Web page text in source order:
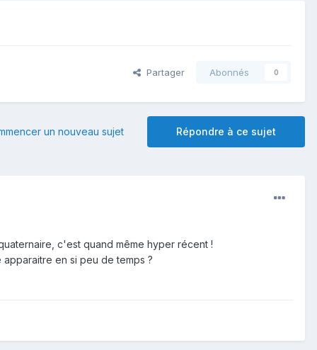
Partager Abonnés 0
Répondre à ce sujet
un nouveau sujet
c'est quand même hyper récent !
en si peu de temps ?